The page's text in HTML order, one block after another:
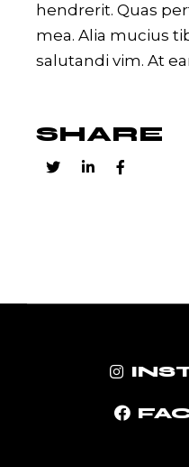
hendrerit. Quas
mea. Alia mucius
salutandi vim. At
SHARE